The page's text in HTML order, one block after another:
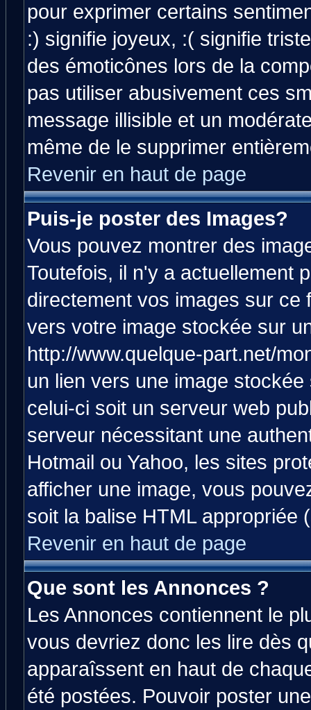
pour exprimer certains
:) signifie joyeux, :( signifie
des émoticônes lors de la
pas utiliser abusivement ces
message illisible et un
même de le supprimer
Revenir en haut de page
Puis-je poster des Images?
Vous pouvez montrer des
Toutefois, il n'y a actuellement
directement vos images sur ce
vers votre image stockée sur
http://www.quelque-part.net/
un lien vers une image
celui-ci soit un serveur web
serveur nécessitant une
Hotmail ou Yahoo, les sites
afficher une image, vous
soit la balise HTML appropriée
Revenir en haut de page
Que sont les Annonces ?
Les Annonces contiennent le
vous devriez donc les lire dès
apparaîssent en haut de
été postées. Pouvoir poster